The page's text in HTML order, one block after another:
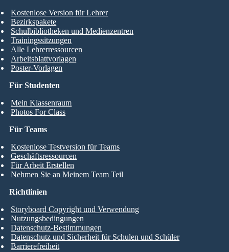
Für Studenten
Mein Klassenraum
Photos For Class
Kostenlose Version für Lehrer
Bezirkspakete
Schulbibliotheken und Medienzentren
Trainingssitzungen
Alle Lehrerressourcen
Arbeitsblattvorlagen
Poster-Vorlagen
Für Teams
Kostenlose Testversion für Teams
Geschäftsressourcen
Für Arbeit Erstellen
Nehmen Sie an Meinem Team Teil
Richtlinien
Storyboard Copyright und Verwendung
Nutzungsbedingungen
Datenschutz-Bestimmungen
Datenschutz und Sicherheit für Schulen und Schüler
Barrierefreiheit